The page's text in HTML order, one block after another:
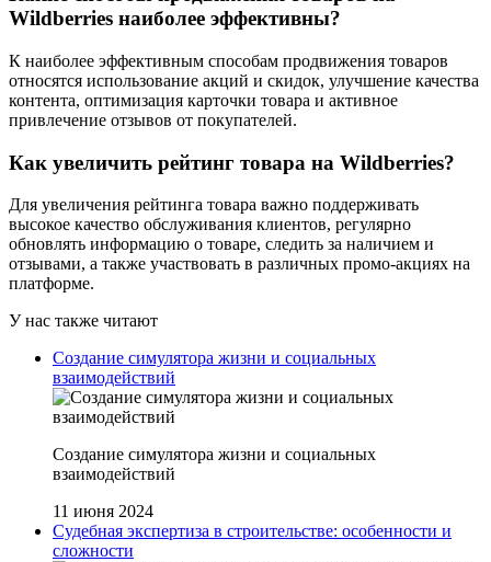
Wildberries наиболее эффективны?
К наиболее эффективным способам продвижения товаров
относятся использование акций и скидок, улучшение качества
контента, оптимизация карточки товара и активное
привлечение отзывов от покупателей.
Как увеличить рейтинг товара на Wildberries?
Для увеличения рейтинга товара важно поддерживать
высокое качество обслуживания клиентов, регулярно
обновлять информацию о товаре, следить за наличием и
отзывами, а также участвовать в различных промо-акциях на
платформе.
У нас также читают
Создание симулятора жизни и социальных
взаимодействий
Создание симулятора жизни и социальных
взаимодействий
11 июня 2024
Судебная экспертиза в строительстве: особенности и
сложности